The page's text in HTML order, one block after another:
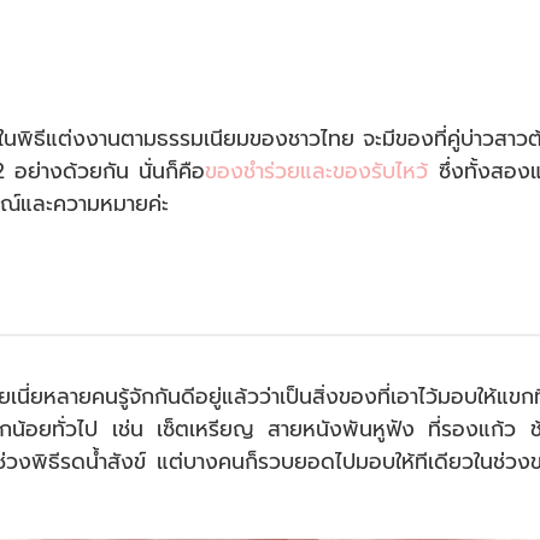
พิธีแต่งงานตามธรรมเนียมของชาวไทย จะมีของที่คู่บ่าวสาว
อย่างด้วยกัน นั่นก็คือของชำร่วยและของรับไหว้ ซึ่งทั้งสอง
ละความหมายค่ะ
ยหลายคนรู้จักกันดีอยู่แล้วว่าเป็นสิ่งของที่เอาไว้มอบให้แขก
กน้อยทั่วไป เช่น เซ็ตเหรียญ สายหนังพันหูฟัง ที่รองแก้ว
งพิธีรดน้ำสังข์ แต่บางคนก็รวบยอดไปมอบให้ทีเดียวในช่วง